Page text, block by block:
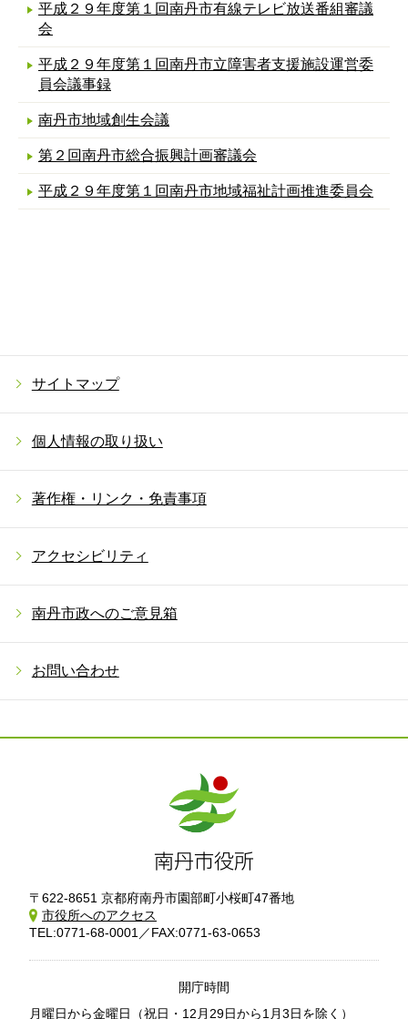
平成２９年度第１回南丹市有線テレビ放送番組審議
会
平成２９年度第１回南丹市立障害者支援施設運営委
員会議事録
南丹市地域創生会議
第２回南丹市総合振興計画審議会
平成２９年度第１回南丹市地域福祉計画推進委員会
サイトマップ
個人情報の取り扱い
著作権・リンク・免責事項
アクセシビリティ
南丹市政へのご意見箱
お問い合わせ
〒622-8651 京都府南丹市園部町小桜町47番地
市役所へのアクセス
TEL:0771-68-0001／FAX:0771-63-0653
開庁時間
月曜日から金曜日
（祝日・12月29日から1月3日を除く）